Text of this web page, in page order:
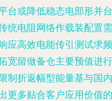
台或降低稳态电部形并台
统电阻网络作载装配置需
应高效电能传引测试求频
宽留做备仓主要预值进行
制折返幅型能量基与国内
更多贴合客户应用价值的